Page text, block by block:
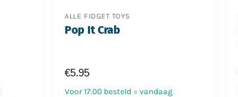
ALLE FIDGET TOYS
Pop It Crab
Voor 17.00 besteld = vandaag
€5.95